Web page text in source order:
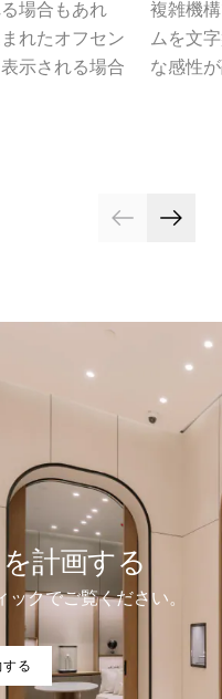
場合もあれ
れたオフセン
示される場合
複雑機
ムを文
な感性
計画する
クでご覧ください。
る